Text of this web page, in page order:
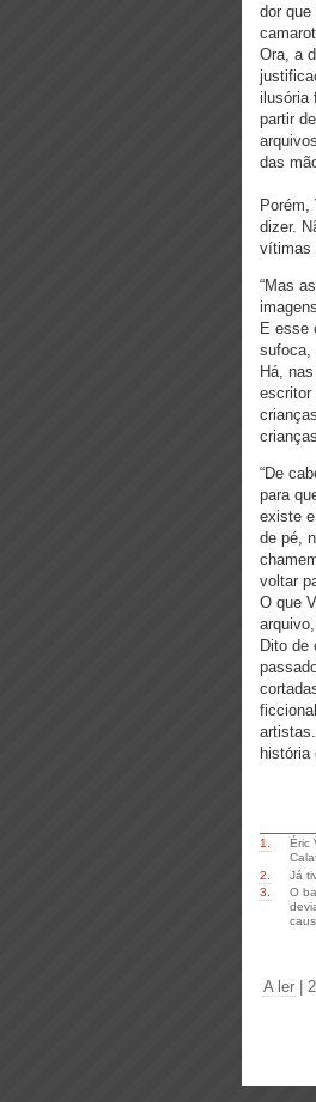
dor
Ora, a
ilusória
partir
das
dizer.
vítimas
“Mas
E esse
sufoca,
Há,
escritor
“De
para
existe
de pé,
voltar
O que
Dito de
1.
Éric
2.
Já
3.
O
A ler |